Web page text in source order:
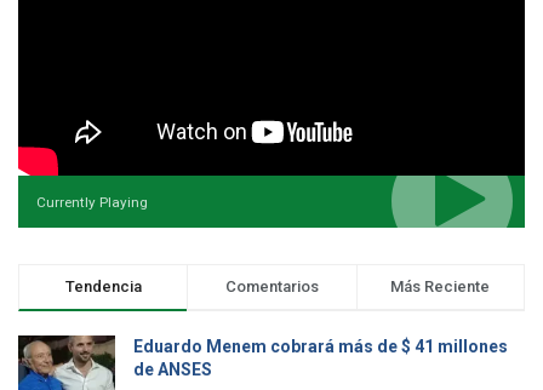
Currently Playing
Tendencia Comentarios Más Reciente
Eduardo Menem cobrará más de $ 41 millones
de ANSES